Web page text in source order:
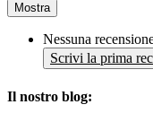
Mostra
Nessuna
Scrivi la prima
Il nostro blog: